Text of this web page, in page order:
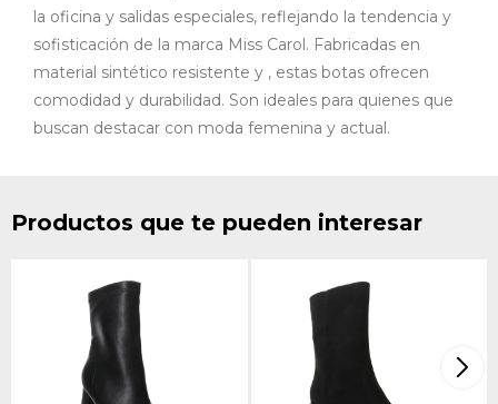
la oficina y salidas especiales, reflejando la tendencia y
sofisticación de la marca Miss Carol. Fabricadas en
material sintético resistente y , estas botas ofrecen
comodidad y durabilidad. Son ideales para quienes que
buscan destacar con moda femenina y actual.
Productos que te pueden interesar